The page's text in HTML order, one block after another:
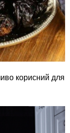
корисний для